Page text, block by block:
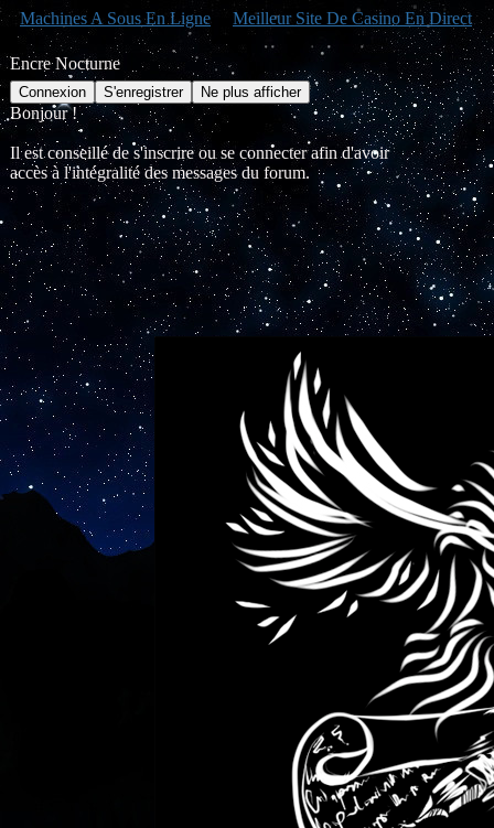
Machines A Sous En Ligne Meilleur Site De Casino En Direct
Encre Nocturne
Bonjour !
Il est conseillé de s'inscrire ou se connecter afin d'avoir
accès à l'intégralité des messages du forum.